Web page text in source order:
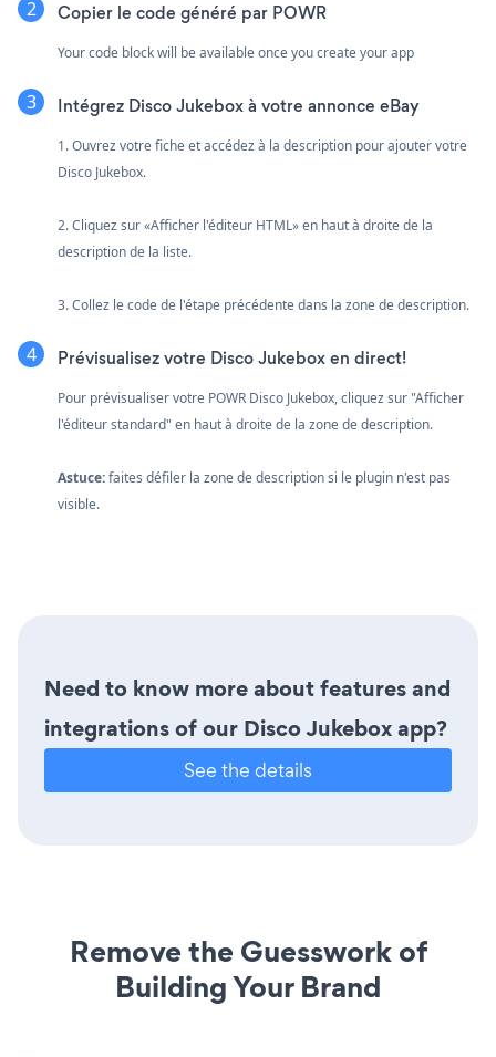
Copier le code généré par POWR
Your code block will be available once you create your app
Intégrez Disco Jukebox à votre annonce eBay
1. Ouvrez votre fiche et accédez à la description pour ajouter votre
Disco Jukebox.
2. Cliquez sur «Afficher l'éditeur HTML» en haut à droite de la
description de la liste.
3. Collez le code de l'étape précédente dans la zone de description.
Prévisualisez votre Disco Jukebox en direct!
Pour prévisualiser votre POWR Disco Jukebox, cliquez sur "Afficher
l'éditeur standard" en haut à droite de la zone de description.
Astuce:faites défiler la zone de description si le plugin n'est pas
visible.
Need to know more about features and
integrations of our Disco Jukebox app?
See the details
Remove the Guesswork of
Building Your Brand